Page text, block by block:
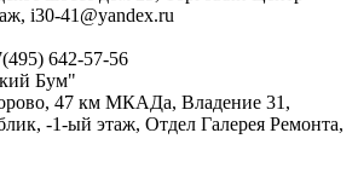
i30-41@yandex.ru
642-57-56
Бум"
47 км МКАДа, Владение 31,
-1-ый этаж, Отдел Галерея Ремонта,